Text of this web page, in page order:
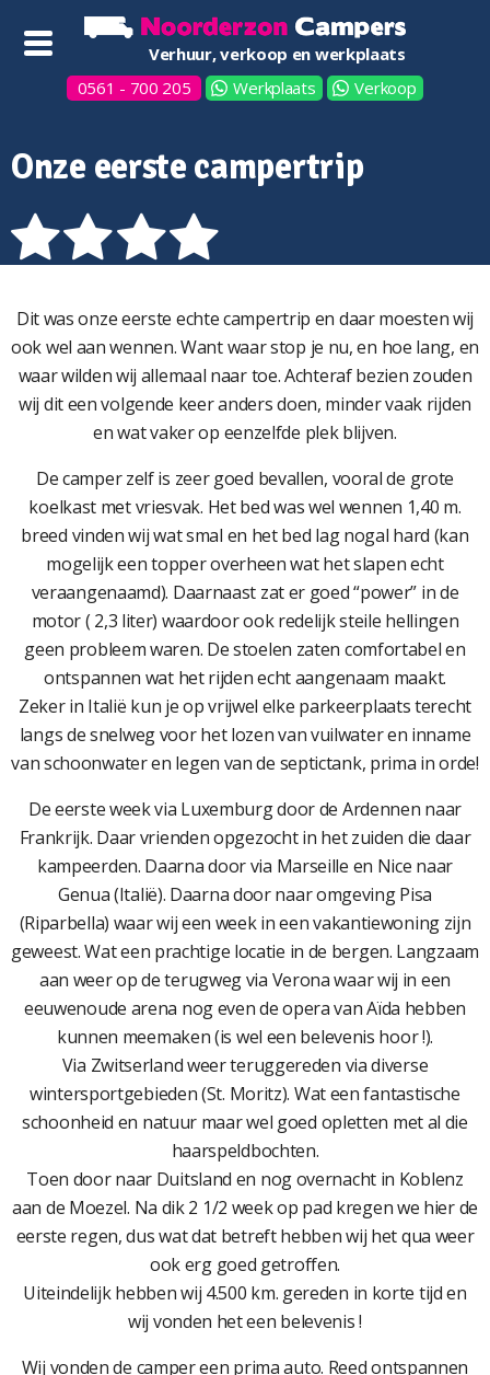
Verhuur, verkoop en werkplaats
0561 - 700 205
Werkplaats Verkoop
Onze eerste campertrip
Dit was onze eerste echte campertrip en daar moesten wij
ook wel aan wennen. Want waar stop je nu, en hoe lang, en
waar wilden wij allemaal naar toe. Achteraf bezien zouden
wij dit een volgende keer anders doen, minder vaak rijden
en wat vaker op eenzelfde plek blijven.
De camper zelf is zeer goed bevallen, vooral de grote
koelkast met vriesvak. Het bed was wel wennen 1,40 m.
breed vinden wij wat smal en het bed lag nogal hard (kan
mogelijk een topper overheen wat het slapen echt
veraangenaamd). Daarnaast zat er goed “power” in de
motor ( 2,3 liter) waardoor ook redelijk steile hellingen
geen probleem waren. De stoelen zaten comfortabel en
ontspannen wat het rijden echt aangenaam maakt.
Zeker in Italië kun je op vrijwel elke parkeerplaats terecht
langs de snelweg voor het lozen van vuilwater en inname
van schoonwater en legen van de septictank, prima in orde!
De eerste week via Luxemburg door de Ardennen naar
Frankrijk. Daar vrienden opgezocht in het zuiden die daar
kampeerden. Daarna door via Marseille en Nice naar
Genua (Italië). Daarna door naar omgeving Pisa
(Riparbella) waar wij een week in een vakantiewoning zijn
geweest. Wat een prachtige locatie in de bergen. Langzaam
aan weer op de terugweg via Verona waar wij in een
eeuwenoude arena nog even de opera van Aïda hebben
kunnen meemaken (is wel een belevenis hoor !).
Via Zwitserland weer teruggereden via diverse
wintersportgebieden (St. Moritz). Wat een fantastische
schoonheid en natuur maar wel goed opletten met al die
haarspeldbochten.
Toen door naar Duitsland en nog overnacht in Koblenz
aan de Moezel. Na dik 2 1/2 week op pad kregen we hier de
eerste regen, dus wat dat betreft hebben wij het qua weer
ook erg goed getroffen.
Uiteindelijk hebben wij 4.500 km. gereden in korte tijd en
wij vonden het een belevenis !
Wij vonden de camper een prima auto. Reed ontspannen